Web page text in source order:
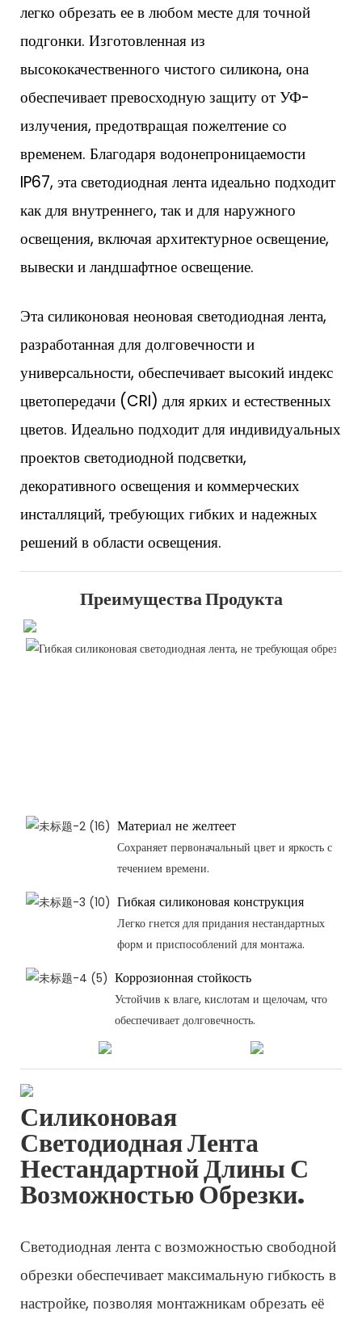
легко обрезать ее в любом месте для точной
подгонки. Изготовленная из
высококачественного чистого силикона, она
обеспечивает превосходную защиту от УФ-
излучения, предотвращая пожелтение со
временем. Благодаря водонепроницаемости
IP67, эта светодиодная лента идеально подходит
как для внутреннего, так и для наружного
освещения, включая архитектурное освещение,
вывески и ландшафтное освещение.
Эта силиконовая неоновая светодиодная лента,
разработанная для долговечности и
универсальности, обеспечивает высокий индекс
цветопередачи (CRI) для ярких и естественных
цветов. Идеально подходит для индивидуальных
проектов светодиодной подсветки,
декоративного освещения и коммерческих
инсталляций, требующих гибких и надежных
решений в области освещения.
Преимущества Продукта
Материал не желтеет
Сохраняет первоначальный цвет и яркость с
течением времени.
Гибкая силиконовая конструкция
Легко гнется для придания нестандартных
форм и приспособлений для монтажа.
Коррозионная стойкость
Устойчив к влаге, кислотам и щелочам, что
обеспечивает долговечность.
Силиконовая
Светодиодная Лента
Нестандартной Длины С
Возможностью Обрезки.
Светодиодная лента с возможностью свободной
обрезки обеспечивает максимальную гибкость в
настройке, позволяя монтажникам обрезать её